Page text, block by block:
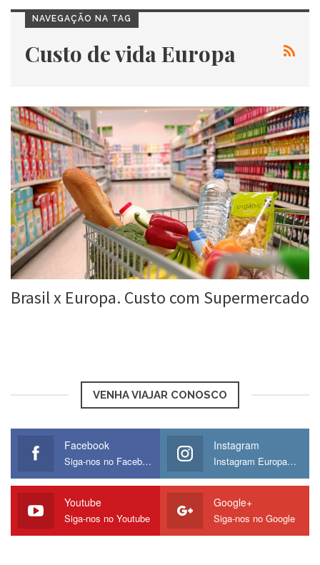
NAVEGAÇÃO NA TAG
Custo de vida Europa
Brasil x Europa. Custo com Supermercado
VENHA VIAJAR CONOSCO
Facebook
Siga-nos no Facebook
Instagram
Instagram Europamos
Youtube
Siga-nos no Youtube
Google+
Siga-nos no Google